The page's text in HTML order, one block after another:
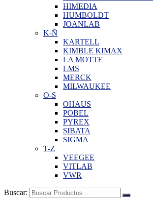
HIMEDIA
HUMBOLDT
JOANLAB
K-Ñ
KARTELL
KIMBLE KIMAX
LA MOTTE
LMS
MERCK
MILWAUKEE
O-S
OHAUS
POBEL
PYREX
SIBATA
SIGMA
T-Z
VEEGEE
VITLAB
VWR
Buscar: